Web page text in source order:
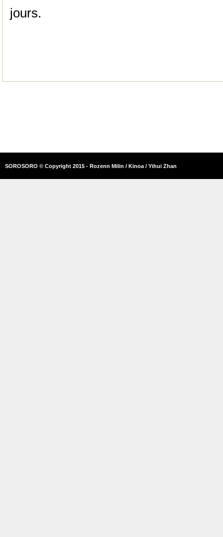
jours.
SOROSORO © Copyright 2015 - Rozenn Milin / Kinoa / Yihui Zhan